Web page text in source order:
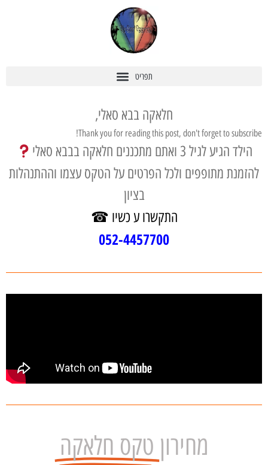
חלאקה בבא סאלי,
Thank you for reading this post, don't forget to subscribe!
הילד הגיע לגיל 3 ואתם מתכננים חלאקה בבבא סאלי
להזמנת מתופפים ולכל הפרטים על הטקס עצמו וההתנהלות
בציון
התקשרוע כשיו ☎
052-4457700
מחירון טקס חלאקה